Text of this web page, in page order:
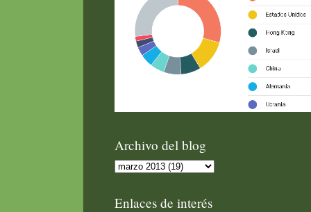
Archivo del blog
Enlaces de interés